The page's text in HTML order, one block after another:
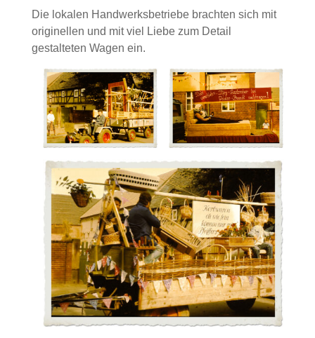
Die lokalen Handwerksbetriebe brachten sich mit
originellen und mit viel Liebe zum Detail
gestalteten Wagen ein.